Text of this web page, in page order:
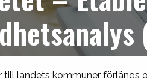
till landets kommuner förlängs